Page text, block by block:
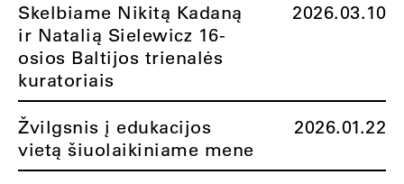
Skelbiame Nikitą Kadaną
ir Natalią Sielewicz 16-
osios Baltijos trienalės
kuratoriais
2026.03.10
Žvilgsnis į edukacijos
vietą šiuolaikiniame mene
2026.01.22